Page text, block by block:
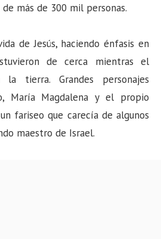
más de 300 mil personas.
de Jesús, haciendo énfasis en
de cerca mientras el
tierra. Grandes personajes
María Magdalena y el propio
fariseo que carecía de algunos
maestro de Israel.